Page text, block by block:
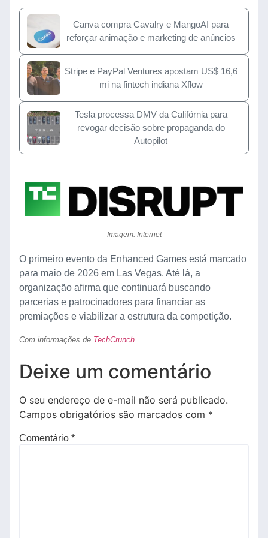
Canva compra Cavalry e MangoAI para
reforçar animação e marketing de anúncios
Stripe e PayPal Ventures apostam US$ 16,6
mi na fintech indiana Xflow
Tesla processa DMV da Califórnia para
revogar decisão sobre propaganda do
Autopilot
Imagem: Internet
O primeiro evento da Enhanced Games está marcado
para maio de 2026 em Las Vegas. Até lá, a
organização afirma que continuará buscando
parcerias e patrocinadores para financiar as
premiações e viabilizar a estrutura da competição.
Com informações de TechCrunch
Deixe um comentário
O seu endereço de e-mail não será publicado.
Campos obrigatórios são marcados com *
Comentário *